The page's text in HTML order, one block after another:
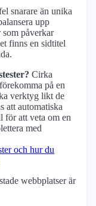
snarare än unika
upp
som påverkar
finns en sidtitel
Cirka
på en
verktyg likt de
att automatiska
för att veta om en
med
och hur du
webbplatser är